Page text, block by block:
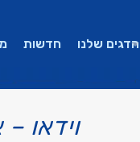
הדגים שלנו חדשות
וידאו –